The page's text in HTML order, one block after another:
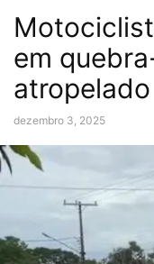
em
dezembro 3, 2025